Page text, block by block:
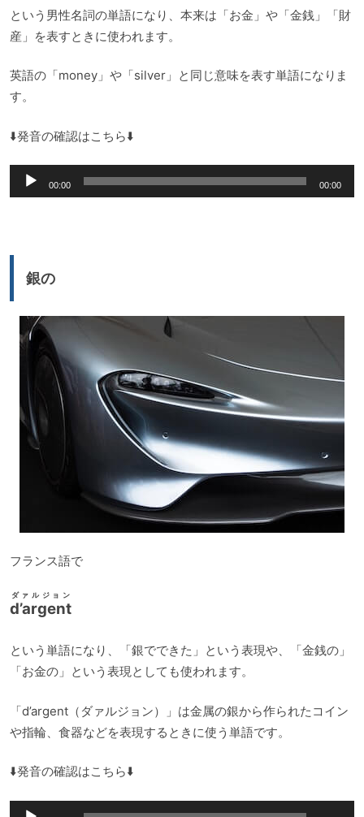
という男性名詞の単語になり、本来は「お金」や「金銭」「財
産」を表すときに使われます。
英語の「money」や「silver」と同じ意味を表す単語になりま
す。
⬇️発音の確認はこちら⬇️
声
ー
00:00 00:00
銀の
フランス語で
d’argent
ダァルジョン
という単語になり、「銀でできた」という表現や、「金銭の」
「お金の」という表現としても使われます。
「d’argent（ダァルジョン）」は金属の銀から作られたコイン
や指輪、食器などを表現するときに使う単語です。
⬇️発音の確認はこちら⬇️